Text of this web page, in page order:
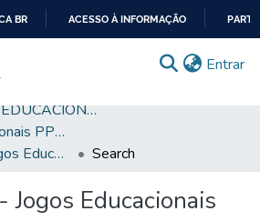
CONTEÚDO
BR ACESSO À INFORMAÇÃO
Entrar
RECURSOS EDUCACIONAIS
Recursos Educacionais PPGENSAU
PPGENSAU - Jogos Educacionais
Search
Jogos Educacionais